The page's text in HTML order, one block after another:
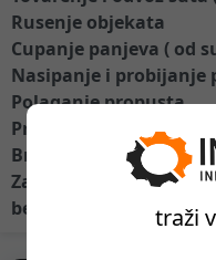
traži
Rusenje objekata
Cupanje panjeva ( od
Nasipanje i probijanje
Polaganje propusta
Prevoz do 12t tereta
Brz i lak dogovor.
Zakazite termin
bez skrivenih troskova